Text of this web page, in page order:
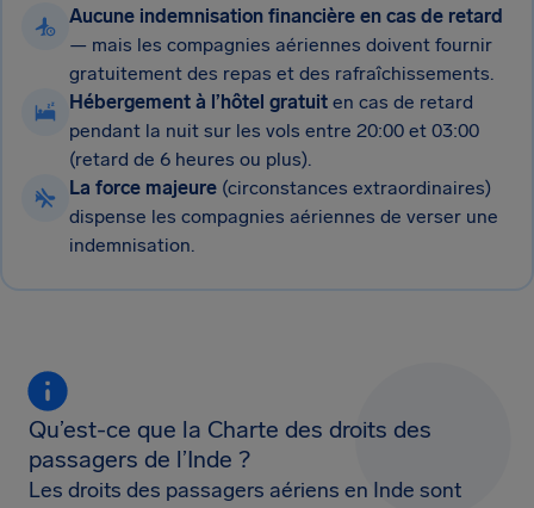
Aucune indemnisation financière en cas de retard
— mais les compagnies aériennes doivent fournir
gratuitement des repas et des rafraîchissements.
Hébergement à l’hôtel gratuit en cas de retard
pendant la nuit sur les vols entre 20:00 et 03:00
(retard de 6 heures ou plus).
La force majeure (circonstances extraordinaires)
dispense les compagnies aériennes de verser une
indemnisation.
Qu’est-ce que la Charte des droits des
passagers de l’Inde ?
Les droits des passagers aériens en Inde sont